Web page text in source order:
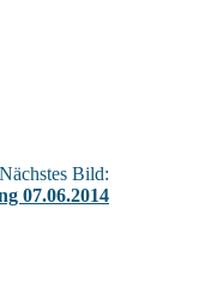
Nächstes Bild:
07.06.2014